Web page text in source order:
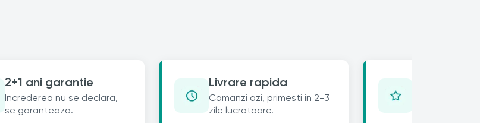
2+1 ani garantie
Increderea nu se declara,
se garanteaza.
Livrare rapida
Comanzi azi, primesti in 2-3
zile lucratoare.